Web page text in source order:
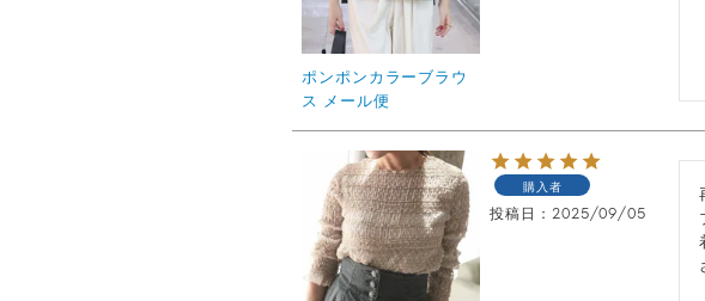
ポンポンカラーブラウ
ス メール便
購入者
投稿日 2025/09/05